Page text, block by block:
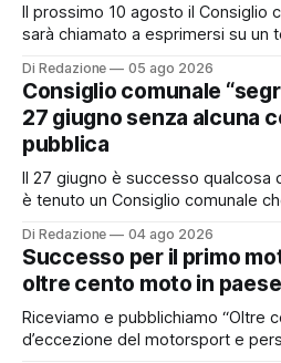
Il prossimo 10 agosto il Consiglio
sarà chiamato a esprimersi su un
possibile adesione del Comune
“rottamazione quinquies” dei
Riscossione. Prima, però, c’è un
Di Redazione 05 ago 2026
Consiglio comunale
27 giugno senza alcuna
pubblica
Il 27 giugno è successo qualcosa
è tenuto un Consiglio comunale
pubblicamente comunicato ai
Pretorio. Un’anomalia che merita
comunale è, per sua natura,
Di Redazione 04 ago 2026
Successo per il primo
oltre cento moto in paese
Riceviamo e pubblichiamo “Oltre
d’eccezione del motorsport e